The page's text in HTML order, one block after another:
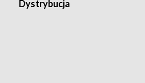
Dystrybucja